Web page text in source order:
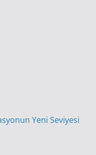
Yeni Seviyesi